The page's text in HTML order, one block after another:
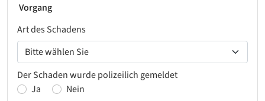
Vorgang
Art des Schadens
Der Schaden wurde polizeilich gemeldet
Ja
Nein